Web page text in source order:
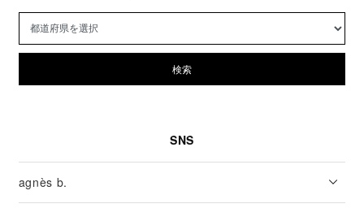
検索
SNS
agnès b.